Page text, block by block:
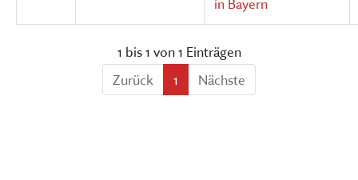
in Bayern
1 bis 1 von 1 Einträgen
Zurück
1 Nächste